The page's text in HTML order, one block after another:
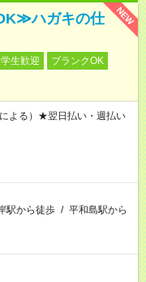
NEW
ハガキの仕
生歓迎
ブランクOK
よる）★翌日払い・週払い
駅から徒歩 / 平和島駅から